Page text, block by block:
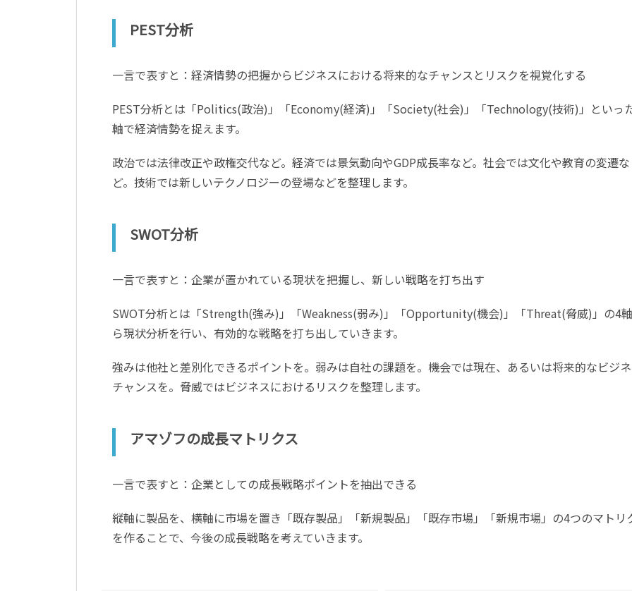
PEST分析
一言で表すと：経済情勢の把握からビジネスにおける将来的なチャンスとリスクを視覚化する
PEST分析とは「Politics(政治)」「Economy(経済)」「Society(社会)」「Technology(技術)」といっ
軸で経済情勢を捉えます。
政治では法律改正や政権交代など。経済では景気動向やGDP成長率など。社会では文化や教育の変遷な
ど。技術では新しいテクノロジーの登場などを整理します。
SWOT分析
一言で表すと：企業が置かれている現状を把握し、新しい戦略を打ち出す
SWOT分析とは「Strength(強み)」「Weakness(弱み)」「Opportunity(機会)」「Threat(脅威)」の4
ら現状分析を行い、有効的な戦略を打ち出していきます。
強みは他社と差別化できるポイントを。弱みは自社の課題を。機会では現在、あるいは将来的なビジ
チャンスを。脅威ではビジネスにおけるリスクを整理します。
アマゾフの成長マトリクス
一言で表すと：企業としての成長戦略ポイントを抽出できる
縦軸に製品を、横軸に市場を置き「既存製品」「新規製品」「既存市場」「新規市場」の4つのマトリ
を作ることで、今後の成長戦略を考えていきます。